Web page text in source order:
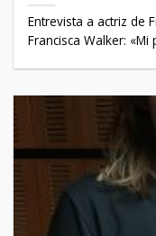
Entrevista a actriz de
Francisca Walker: